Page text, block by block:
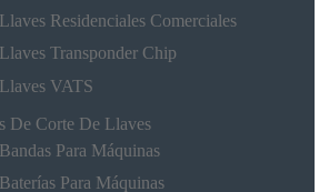
Llaves Residenciales Comerciales
Llaves Transponder Chip
Llaves VATS
De Corte De Llaves
Bandas Para Máquinas
Baterías Para Máquinas